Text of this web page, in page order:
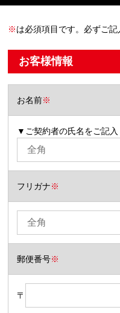
※は必須項目です。必ずご記
お客様情報
お名前※
▼ご契約者の氏名をご記入
フリガナ※
郵便番号※
〒